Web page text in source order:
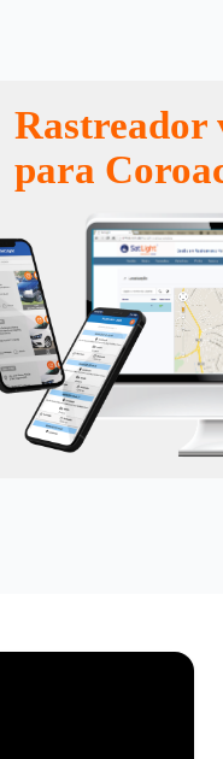
Rastreador
para